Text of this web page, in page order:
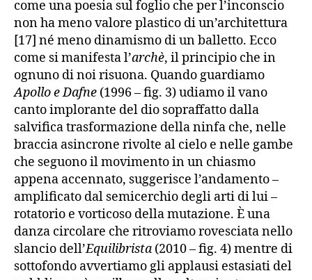
come una poesia sul foglio che per l’inconscio
non ha meno valore plastico di un’architettura
[17] né meno dinamismo di un balletto. Ecco
come si manifesta l’archè, il principio che in
ognuno di noi risuona. Quando guardiamo
Apollo e Dafne (1996 – fig. 3) udiamo il vano
canto implorante del dio sopraffatto dalla
salvifica trasformazione della ninfa che, nelle
braccia asincrone rivolte al cielo e nelle gambe
che seguono il movimento in un chiasmo
appena accennato, suggerisce l’andamento –
amplificato dal semicerchio degli arti di lui –
rotatorio e vorticoso della mutazione. È una
danza circolare che ritroviamo rovesciata nello
slancio dell’Equilibrista (2010 – fig. 4) mentre di
sottofondo avvertiamo gli applausi estasiati del